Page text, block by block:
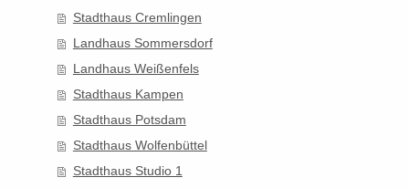
Stadthaus Cremlingen
Landhaus Sommersdorf
Landhaus Weißenfels
Stadthaus Kampen
Stadthaus Potsdam
Stadthaus Wolfenbüttel
Stadthaus Studio 1